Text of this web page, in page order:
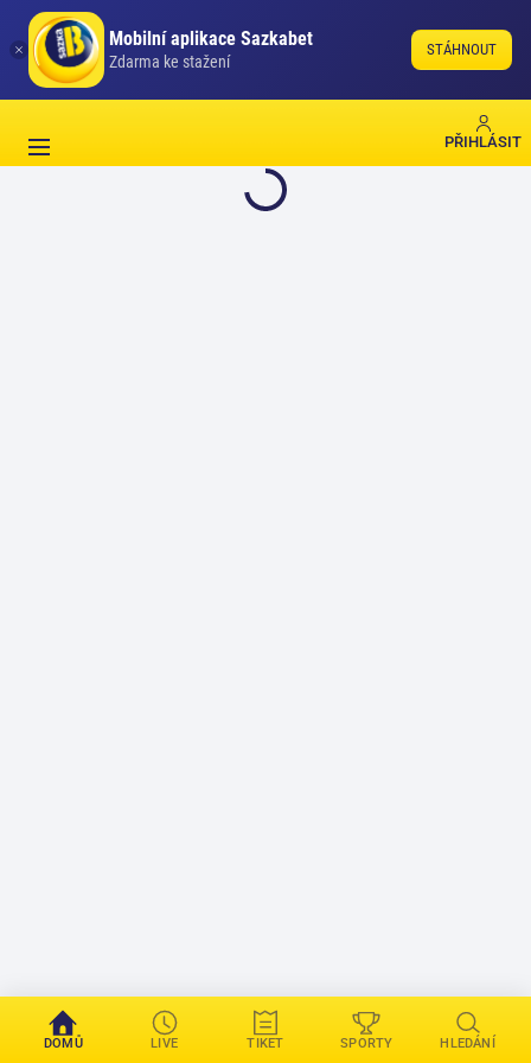
Mobilní aplikace Sazkabet
Zdarma ke stažení
STÁHNOUT
PŘIHLÁSIT
DOMŮ LIVE TIKET SPORTY HLEDÁNÍ